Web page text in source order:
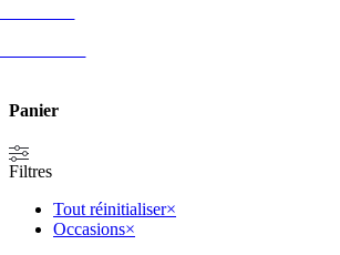
Panier
Filtres
Tout réinitialiser×
Occasions×